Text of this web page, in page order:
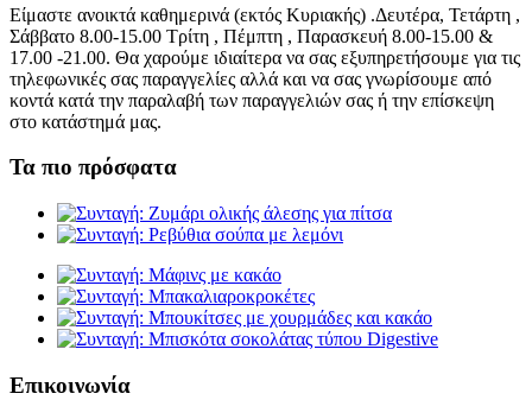
Είμαστε ανοικτά καθημερινά (εκτός Κυριακής) .Δευτέρα, Τετάρτη ,
Σάββατο 8.00-15.00 Τρίτη , Πέμπτη , Παρασκευή 8.00-15.00 &
17.00 -21.00. Θα χαρούμε ιδιαίτερα να σας εξυπηρετήσουμε για τις
τηλεφωνικές σας παραγγελίες αλλά και να σας γνωρίσουμε από
κοντά κατά την παραλαβή των παραγγελιών σας ή την επίσκεψη
στο κατάστημά μας.
Τα πιο πρόσφατα
Επικοινωνία